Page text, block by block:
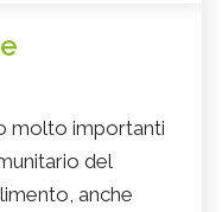
molto importanti
del
anche